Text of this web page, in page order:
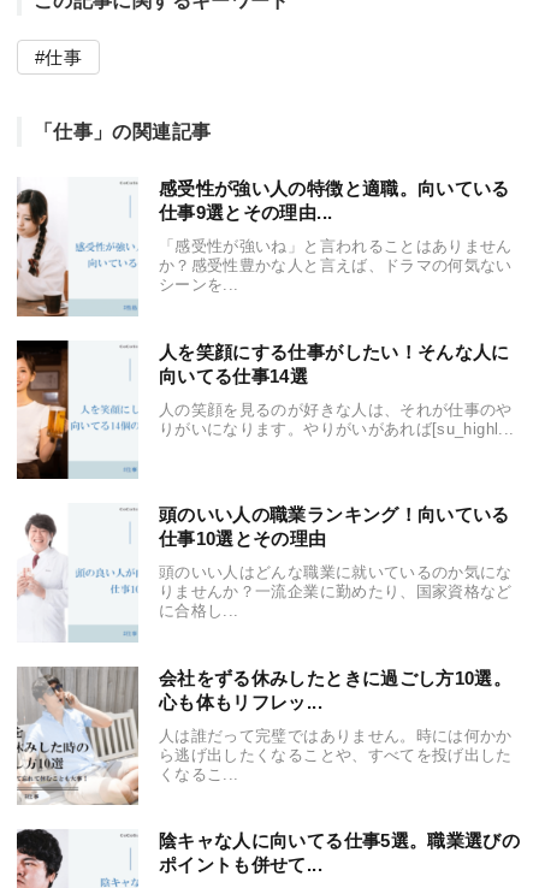
仕事
「仕事」の関連記事
感受性が強い人の特徴と適職。向いている
仕事9選とその理由...
「感受性が強いね」と言われることはありません
か？感受性豊かな人と言えば、ドラマの何気ない
シーンを...
人を笑顔にする仕事がしたい！そんな人に
向いてる仕事14選
人の笑顔を見るのが好きな人は、それが仕事のや
りがいになります。やりがいがあれば[su_highl...
頭のいい人の職業ランキング！向いている
仕事10選とその理由
頭のいい人はどんな職業に就いているのか気にな
りませんか？一流企業に勤めたり、国家資格など
に合格し...
会社をずる休みしたときに過ごし方10選。
心も体もリフレッ...
人は誰だって完璧ではありません。時には何かか
ら逃げ出したくなることや、すべてを投げ出した
くなるこ...
陰キャな人に向いてる仕事5選。職業選びの
ポイントも併せて...